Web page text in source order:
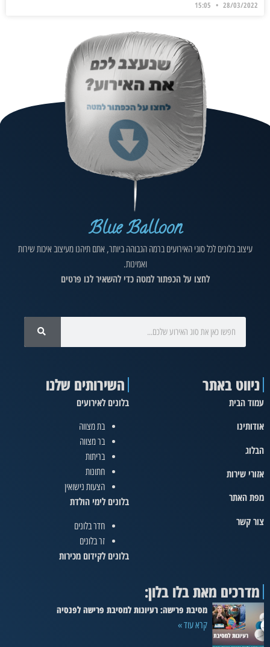
28/03/2022
Blue Balloon
עיצוב בלונים לכל סוגי האירועים ברמה הגבוהה ביותר, אתם תיהנו מעיצוב איכות שירות
ואמינות.
לחצו על הכפתור למטה כדי להשאיר לנו פרטים
ניווט באתר
עמוד הבית
אודותינו
הבלוג
אזורי שירות
מפת האתר
צור קשר
השירותים שלנו
בלונים לאירועים
בת מצווה
בר מצווה
בריתות
חתונות
הצעות נישואין
בלונים לימי הולדת
חדר בלונים
זר בלונים
בלונים לקידום מכירות
מדרכים מאת בלו בלון:
מסיבת פרישה: רעיונות למסיבת פרישה לפנסיה
קרא עוד »